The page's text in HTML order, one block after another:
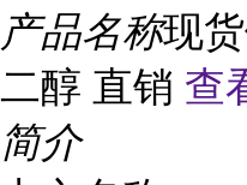
产品名称现
二醇 直销 查
简介